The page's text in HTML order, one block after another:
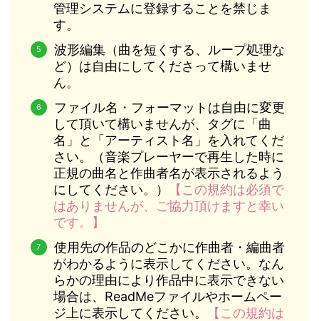
管理システムに登録することを禁じま
す。
波形編集（曲を短くする、ループ処理な
ど）は自由にしてくださって構いませ
ん。
ファイル名・フォーマットは自由に変更
して頂いて構いませんが、タグに「曲
名」と「アーティスト名」を入れてくだ
さい。（音楽プレーヤーで再生した時に
正規の曲名と作曲者名が表示されるよう
にしてください。）
【この規約は必須で
はありませんが、ご協力頂けますと幸い
です。】
使用先の作品のどこかに作曲者・編曲者
がわかるように表示してください。なん
らかの理由により作品中に表示できない
場合は、ReadMeファイルやホームペー
ジ上に表示してください。
【この規約は